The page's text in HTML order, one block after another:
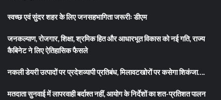
स्वच्छ एवं सुंदर शहर के लिए जनसहभागिता जरूरीः डीएम
जनकल्याण, रोजगार, शिक्षा, श्रमिक हित और आधारभूत विकास को नई गति, राज्य
कैबिनेट ने लिए ऐतिहासिक फैसले
नकली डेयरी उत्पादों पर प्रदेशव्यापी प्रतिबंध, मिलावटखोरों पर कसेगा शिकंजा….
मतदाता सुनवाई में लापरवाही बर्दाश्त नहीं, आयोग के निर्देशों का शत-प्रतिशत पालन